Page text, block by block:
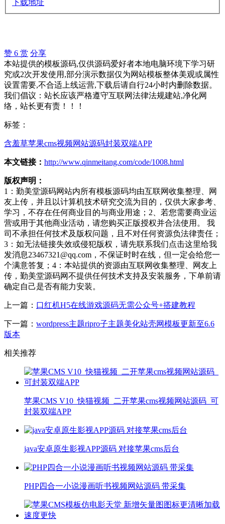
下载地址
赞 6 赏 分享
本站提供的模板源码,仅供源码爱好者本地电脑环境下学习研
究或2次开发使用,部分演示数据仅为网站模板整体美观或属性
设置需要,不合适上线运营,下载后请自行24小时内删除数据。
我们倡议：站长应该严格遵守互联网法律法规建站,净化网
络，站长更有责！！！
标签：
含羞草苹果cms视频网站源码封装双端APP
本文链接： http://www.qinmeitang.com/code/1008.html
版权声明：
1：勤美堂源码网站内所有模板源码均由互联网收集整理、网
友上传，并且以计算机技术研究交流为目的，仅供大家参考、
学习，不存在任何商业目的与商业用途；2、若您需要商业运
营或用于其他商业活动，请您购买正版授权并合法使用。 我
司不承担任何技术及版权问题，且不对任何资源负法律责任；
3：如无法链接失效或侵犯版权，请先联系我们点击这里给我
发消息23467321@qq.com，不保证时时在线，但一定会给您一
个满意答复；4：本站提供的资源由互联网收集整理、网友上
传，勤美堂源码网不提供任何技术支持及安装服务，下单前请
确定自己是否有能力安装。
上一篇： 口红机H5在线游戏源码无需公众号+搭建教程
下一篇： wordpress主题ripro子主题美化站壳网模板更新至6.6
版本
相关推荐
苹果CMS V10_快猫视频_二开苹果cms视频网站源码_可
封装双端APP
java安卓原生影视APP源码 对接苹果cms后台
PHP四合一小说漫画听书视频网站源码 带采集